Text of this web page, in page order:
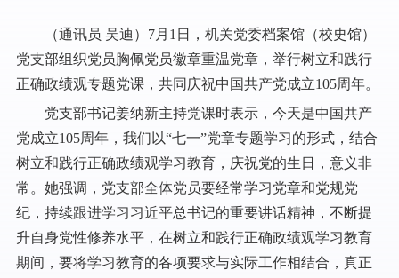
（通讯员 吴迪）7月1日，机关党委档案馆（校史馆）
党支部组织党员胸佩党员徽章重温党章，举行树立和践行
正确政绩观专题党课，共同庆祝中国共产党成立105周年。
党支部书记姜纳新主持党课时表示，今天是中国共产
党成立105周年，我们以“七一”党章专题学习的形式，结合
树立和践行正确政绩观学习教育，庆祝党的生日，意义非
常。她强调，党支部全体党员要经常学习党章和党规党
纪，持续跟进学习习近平总书记的重要讲话精神，不断提
升自身党性修养水平，在树立和践行正确政绩观学习教育
期间，要将学习教育的各项要求与实际工作相结合，真正